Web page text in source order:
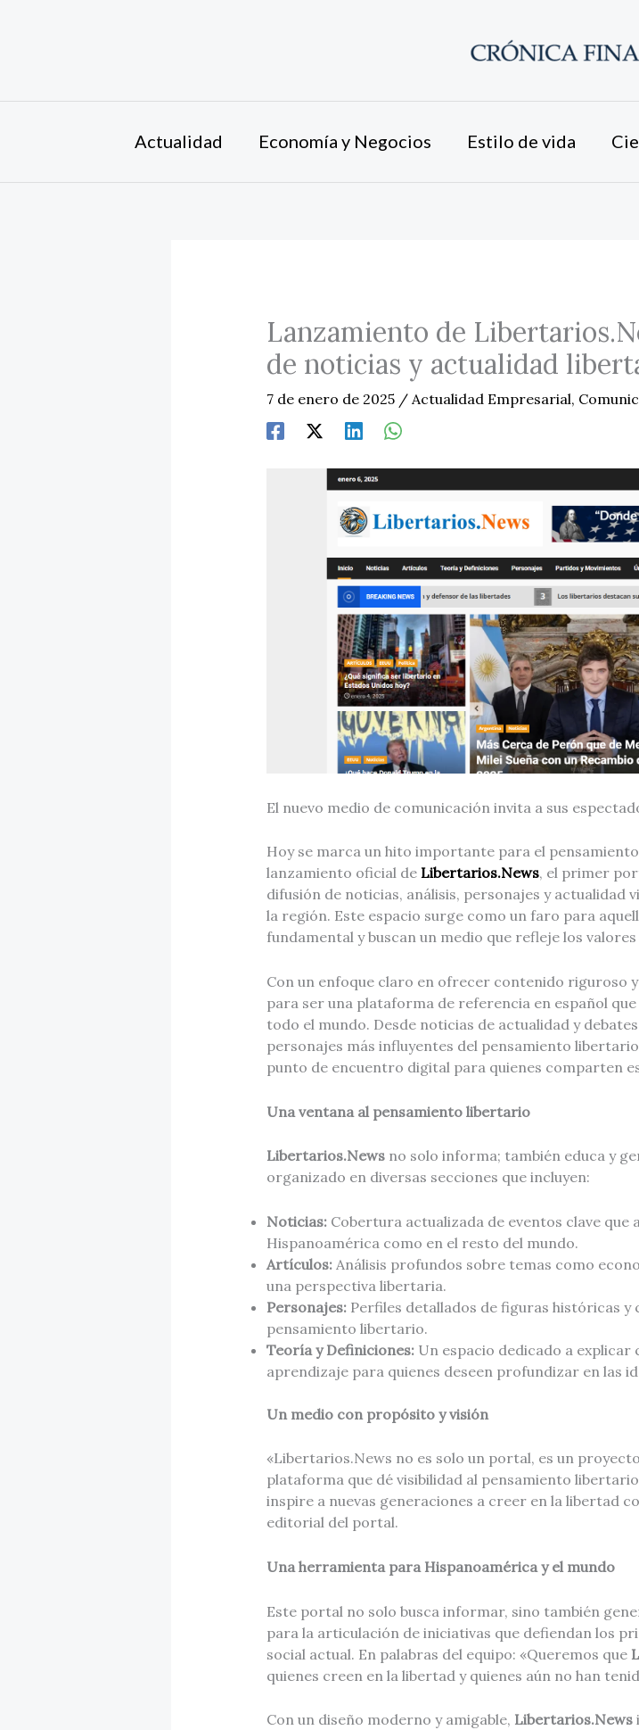
Actualidad Economía y Negocios Estilo de vida
Lanzamiento de
de noticias y actualidad
7 de enero de 2025 / Actualidad Empresarial,
El nuevo medio de comunicación invita a sus
Hoy se marca un hito importante para el
lanzamiento oficial de Libertarios.News, el primer
difusión de noticias, análisis, personajes y actualidad
la región. Este espacio surge como un faro para
fundamental y buscan un medio que refleje los
Con un enfoque claro en ofrecer contenido riguroso
para ser una plataforma de referencia en español
todo el mundo. Desde noticias de actualidad y
personajes más influyentes del pensamiento
punto de encuentro digital para quienes comparten
Una ventana al pensamiento libertario
Libertarios.Newsno solo informa; también educa y
organizado en diversas secciones que incluyen:
Noticias:Cobertura actualizada de eventos clave
Hispanoamérica como en el resto del mundo.
Artículos:Análisis profundos sobre temas como
una perspectiva libertaria.
Personajes:Perfiles detallados de figuras históricas y
pensamiento libertario.
Teoría y Definiciones:Un espacio dedicado a
aprendizaje para quienes deseen profundizar en las
Un medio con propósito y visión
«Libertarios.News no es solo un portal, es un
plataforma que dé visibilidad al pensamiento
inspire a nuevas generaciones a creer en la libertad
editorial del portal.
Una herramienta para Hispanoamérica y el mundo
Este portal no solo busca informar, sino también
para la articulación de iniciativas que defiendan los
social actual. En palabras del equipo: «Queremos que
quienes creen en la libertad y quienes aún no han
Con un diseño moderno y amigable, Libertarios.News